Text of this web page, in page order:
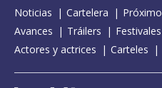
Noticias Cartelera
Avances
Tráilers
Actores y actrices
Carteles